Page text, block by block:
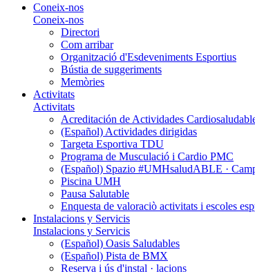
Coneix-nos
Coneix-nos
Directori
Com arribar
Organització d'Esdeveniments Esportius
Bústia de suggeriments
Memòries
Activitats
Activitats
Acreditación de Actividades
(Español) Actividades dirigidas
Targeta Esportiva TDU
Programa de Musculació i Cardio PMC
(Español) Spazio #UMHsaludABLE ·
Piscina UMH
Pausa Salutable
Enquesta de valoraciò activitats i escoles
Instalacions y Servicis
Instalacions y Servicis
(Español) Oasis Saludables
(Español) Pista de BMX
Reserva i ús d'instal · lacions